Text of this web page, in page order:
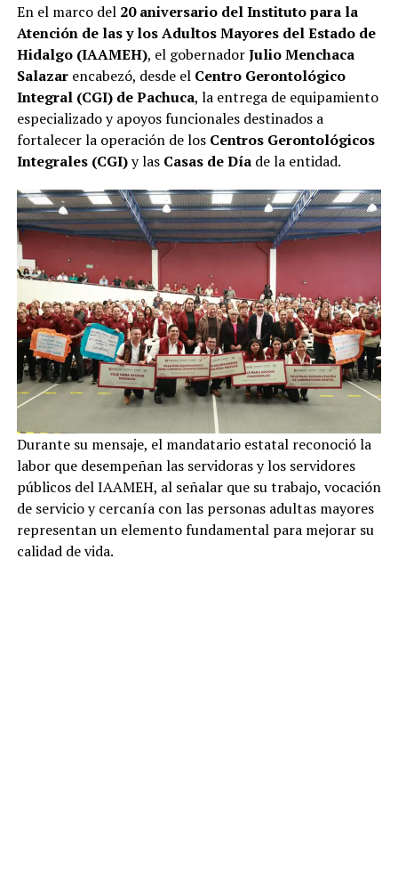
En el marco del 20 aniversario del Instituto para la
Atención de las y los Adultos Mayores del Estado de
Hidalgo (IAAMEH), el gobernadorJulio Menchaca
Salazarencabezó, desde el Centro Gerontológico
Integral (CGI) de Pachuca, la entrega de equipamiento
especializado y apoyos funcionales destinados a
fortalecer la operación de los Centros Gerontológicos
Integrales (CGI)y las Casas de Díade la entidad.
Durante su mensaje, el mandatario estatal reconoció la
labor que desempeñan las servidoras y los servidores
públicos del IAAMEH, al señalar que su trabajo, vocación
de servicio y cercanía con las personas adultas mayores
representan un elemento fundamental para mejorar su
calidad de vida.